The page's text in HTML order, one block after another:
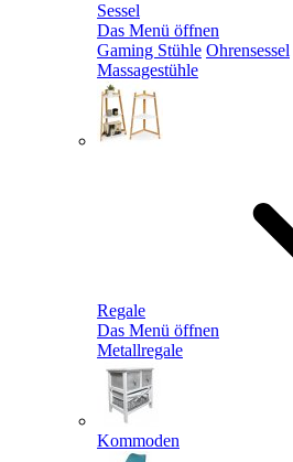
Sessel
Das Menü öffnen
Gaming Stühle Ohrensessel
Massagestühle
Regale
Das Menü öffnen
Metallregale
Kommoden